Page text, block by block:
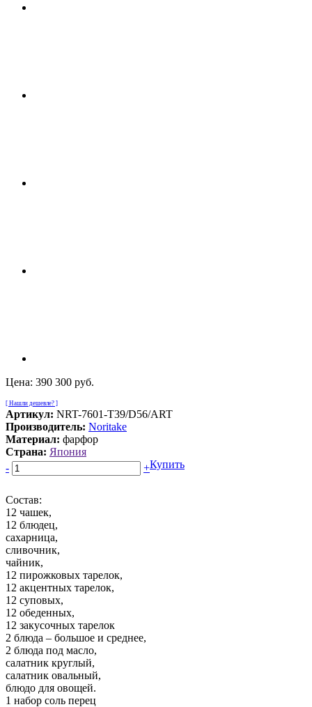
Цена: 390 300 руб.
[ Нашли дешевле? ]
Артикул: NRT-7601-T39/D56/ART
Производитель: Noritake
Материал: фарфор
Страна: Япония
-
+Купить
Состав:
12 чашек,
12 блюдец,
сахарница,
сливочник,
чайник,
12 пирожковых тарелок,
12 акцентных тарелок,
12 суповых,
12 обеденных,
12 закусочных тарелок
2 блюда – большое и среднее,
2 блюда под масло,
салатник круглый,
салатник овальный,
блюдо для овощей.
1 набор соль перец